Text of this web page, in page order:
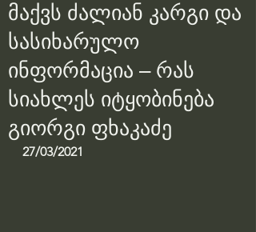
მაქვს ძალიან კარგი და
სასიხარულო
ინფორმაცია – რას
სიახლეს იტყობინება
გიორგი ფხაკაძე
27/03/2021